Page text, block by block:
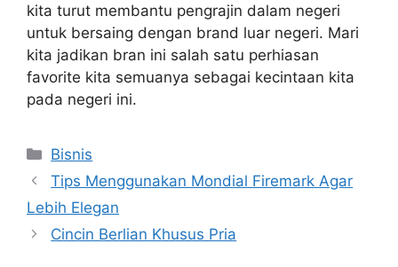
kita turut membantu pengrajin dalam negeri
untuk bersaing dengan brand luar negeri. Mari
kita jadikan bran ini salah satu perhiasan
favorite kita semuanya sebagai kecintaan kita
pada negeri ini.
Categories
Bisnis
Tips Menggunakan Mondial Firemark Agar
Lebih Elegan
Cincin Berlian Khusus Pria